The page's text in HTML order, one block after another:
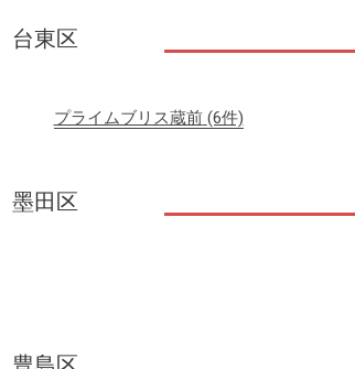
台東区
プライムブリス蔵前 (6件)
墨田区